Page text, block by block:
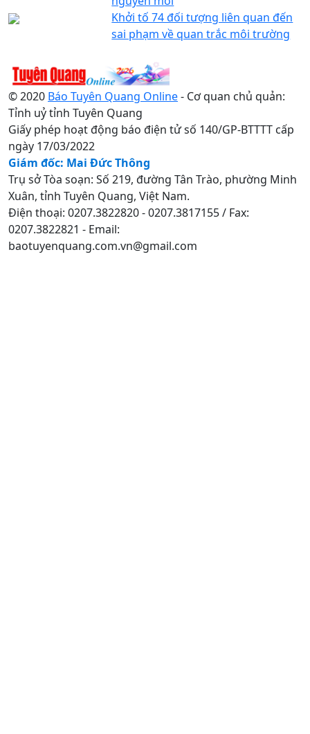
Khởi tố 74 đối tượng liên quan đến
sai phạm về quan trắc môi trường
© 2020 Báo Tuyên Quang Online- Cơ quan chủ quản:
Tỉnh uỷ tỉnh Tuyên Quang
Giấy phép hoạt động báo điện tử số 140/GP-BTTTT cấp
ngày 17/03/2022
Giám đốc: Mai Đức Thông
Trụ sở Tòa soạn: Số 219, đường Tân Trào, phường Minh
Xuân, tỉnh Tuyên Quang, Việt Nam.
Điện thoại: 0207.3822820 - 0207.3817155 / Fax:
0207.3822821 - Email:
baotuyenquang.com.vn@gmail.com